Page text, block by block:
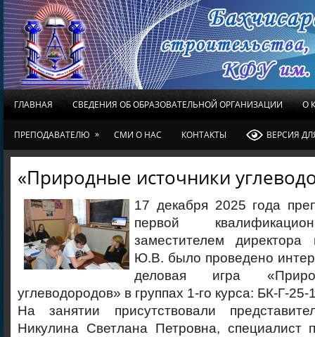
ГЛАВНАЯ СВЕДЕНИЯ ОБ ОБРАЗОВАТЕЛЬНОЙ ОРГАНИЗАЦИИ О
ПРЕПОДАВАТЕЛЮ » СМИ О НАС КОНТАКТЫ ВЕРСИЯ
«Природные источники
17 декабря 2025 года
первой
заместителем
Ю.В. было проведено
деловая игра
углеводородов» в группах 1-го курса: БК-Г-
На занятии присутствовали
Никулина Светлана Петровна, специалист